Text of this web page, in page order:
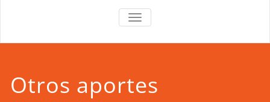
ALTERNAR NAVEGACIÓN
Otros aportes